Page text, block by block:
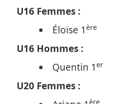
U16 Femmes :
Éloïse 1 ère
U16 Hommes :
Quentin 1 er
U20 Femmes :
ère